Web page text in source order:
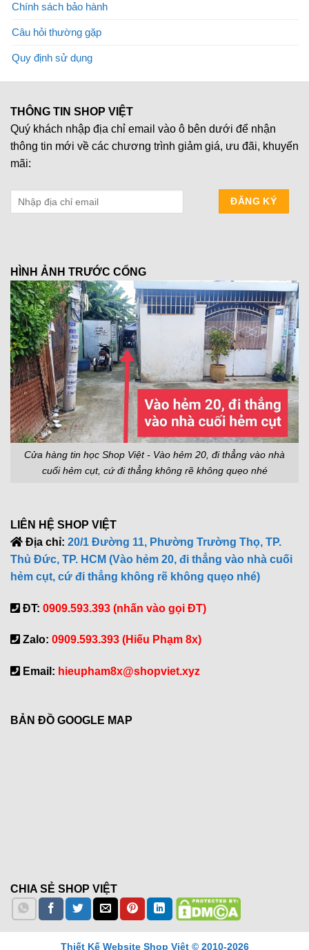
Chính sách bảo hành
Câu hỏi thường gặp
Quy định sử dụng
THÔNG TIN SHOP VIỆT
Quý khách nhập địa chỉ email vào ô bên dưới để nhận
thông tin mới về các chương trình giảm giá, ưu đãi, khuyến
mãi:
HÌNH ẢNH TRƯỚC CỔNG
Cửa hàng tin học Shop Việt - Vào hẻm 20, đi thẳng vào nhà
cuối hẻm cụt, cứ đi thẳng không rẽ không quẹo nhé
LIÊN HỆ SHOP VIỆT
Địa chỉ: 20/1 Đường 11, Phường Trường Thọ, TP.
Thủ Đức, TP. HCM (Vào hẻm 20, đi thẳng vào nhà cuối
hẻm cụt, cứ đi thẳng không rẽ không quẹo nhé)
ĐT: 0909.593.393 (nhấn vào gọi ĐT)
Zalo: 0909.593.393 (Hiếu Phạm 8x)
Email: hieupham8x@shopviet.xyz
BẢN ĐỒ GOOGLE MAP
CHIA SẺ SHOP VIỆT
Thiết Kế Website Shop Việt © 2010-2026